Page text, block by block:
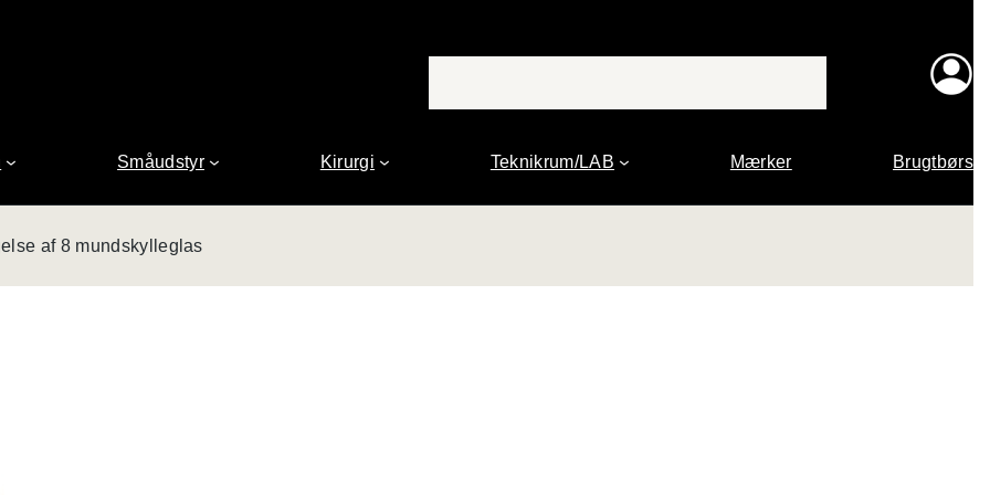
Småudstyr Kirurgi Teknikrum/LAB Mærker Brugtbørs
af 8 mundskylleglas